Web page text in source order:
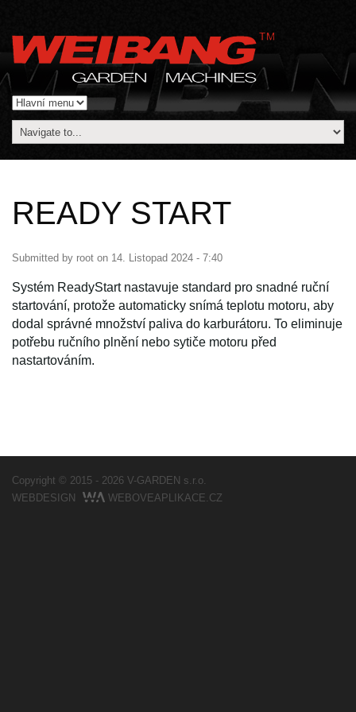
READY START
Submitted by root on 14. Listopad 2024 - 7:40
Systém ReadyStart nastavuje standard pro snadné ruční
startování, protože automaticky snímá teplotu motoru, aby
dodal správné množství paliva do karburátoru. To eliminuje
potřebu ručního plnění nebo sytiče motoru před
nastartováním.
Copyright © 2015 - 2026 V-GARDEN s.r.o.
WEBDESIGN
WEBOVEAPLIKACE.CZ